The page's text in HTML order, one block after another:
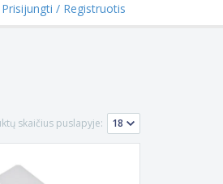
Prisijungti / Registruotis
skaičius puslapyje: